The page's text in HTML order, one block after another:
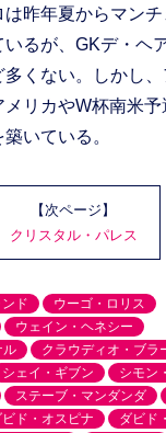
昨年夏からマンチ
るが、GKデ・ヘ
くない。しかし
リカやW杯南米
いている。
【次ページ】
クリスタル・パレス
ド
ウーゴ・ロリス
ウェイン・ヘネシー
ル
クラウディオ・ブラ
シェイ・ギブン
シモン
ステーブ・マンダンダ
ビド・オスピナ
ダビド